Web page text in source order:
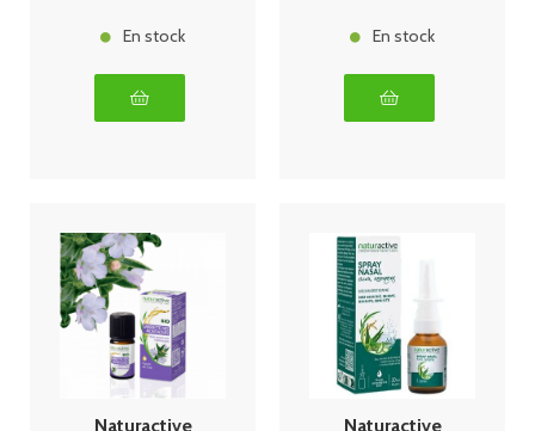
En stock En stock
Naturactive
Naturactive